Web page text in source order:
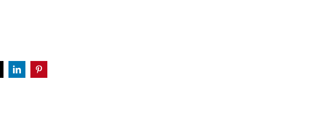
LinkedInPinterest